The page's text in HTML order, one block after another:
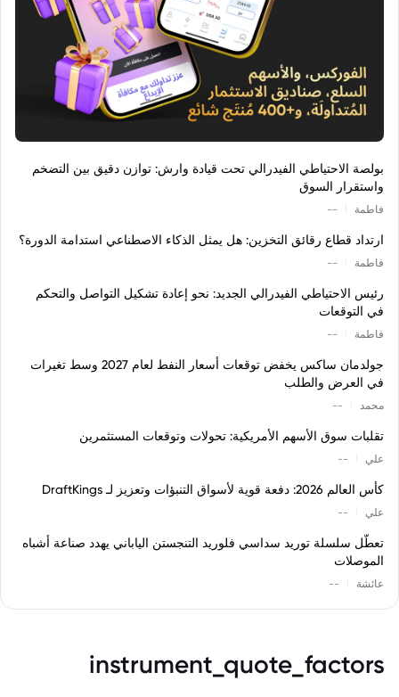
بولصة الاحتياطي الفيدرالي تحت قيادة وارش: توازن دقيق بين التضخم
واستقرار السوق
فاطمة --
ارتداد قطاع رقائق التخزين: هل يمثل الذكاء الاصطناعي استدامة الدورة؟
فاطمة --
رئيس الاحتياطي الفيدرالي الجديد: نحو إعادة تشكيل التواصل والتحكم
في التوقعات
فاطمة --
جولدمان ساكس يخفض توقعات أسعار النفط لعام 2027 وسط تغيرات
في العرض والطلب
محمد --
تقلبات سوق الأسهم الأمريكية: تحولات وتوقعات المستثمرين
علي --
كأس العالم 2026: دفعة قوية لأسواق التنبؤات وتعزيز لـ DraftKings
علي --
تعطّل سلسلة توريد سداسي فلوريد التنجستن الياباني يهدد صناعة أشباه
الموصلات
عائشة --
instrument_quote_factors